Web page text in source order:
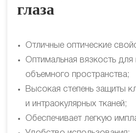
глаза
Отличные оптические
Оптимальная вязкость
объемного пространства;
Высокая степень защиты
и интраокулярных тканей;
Обеспечивает легкую